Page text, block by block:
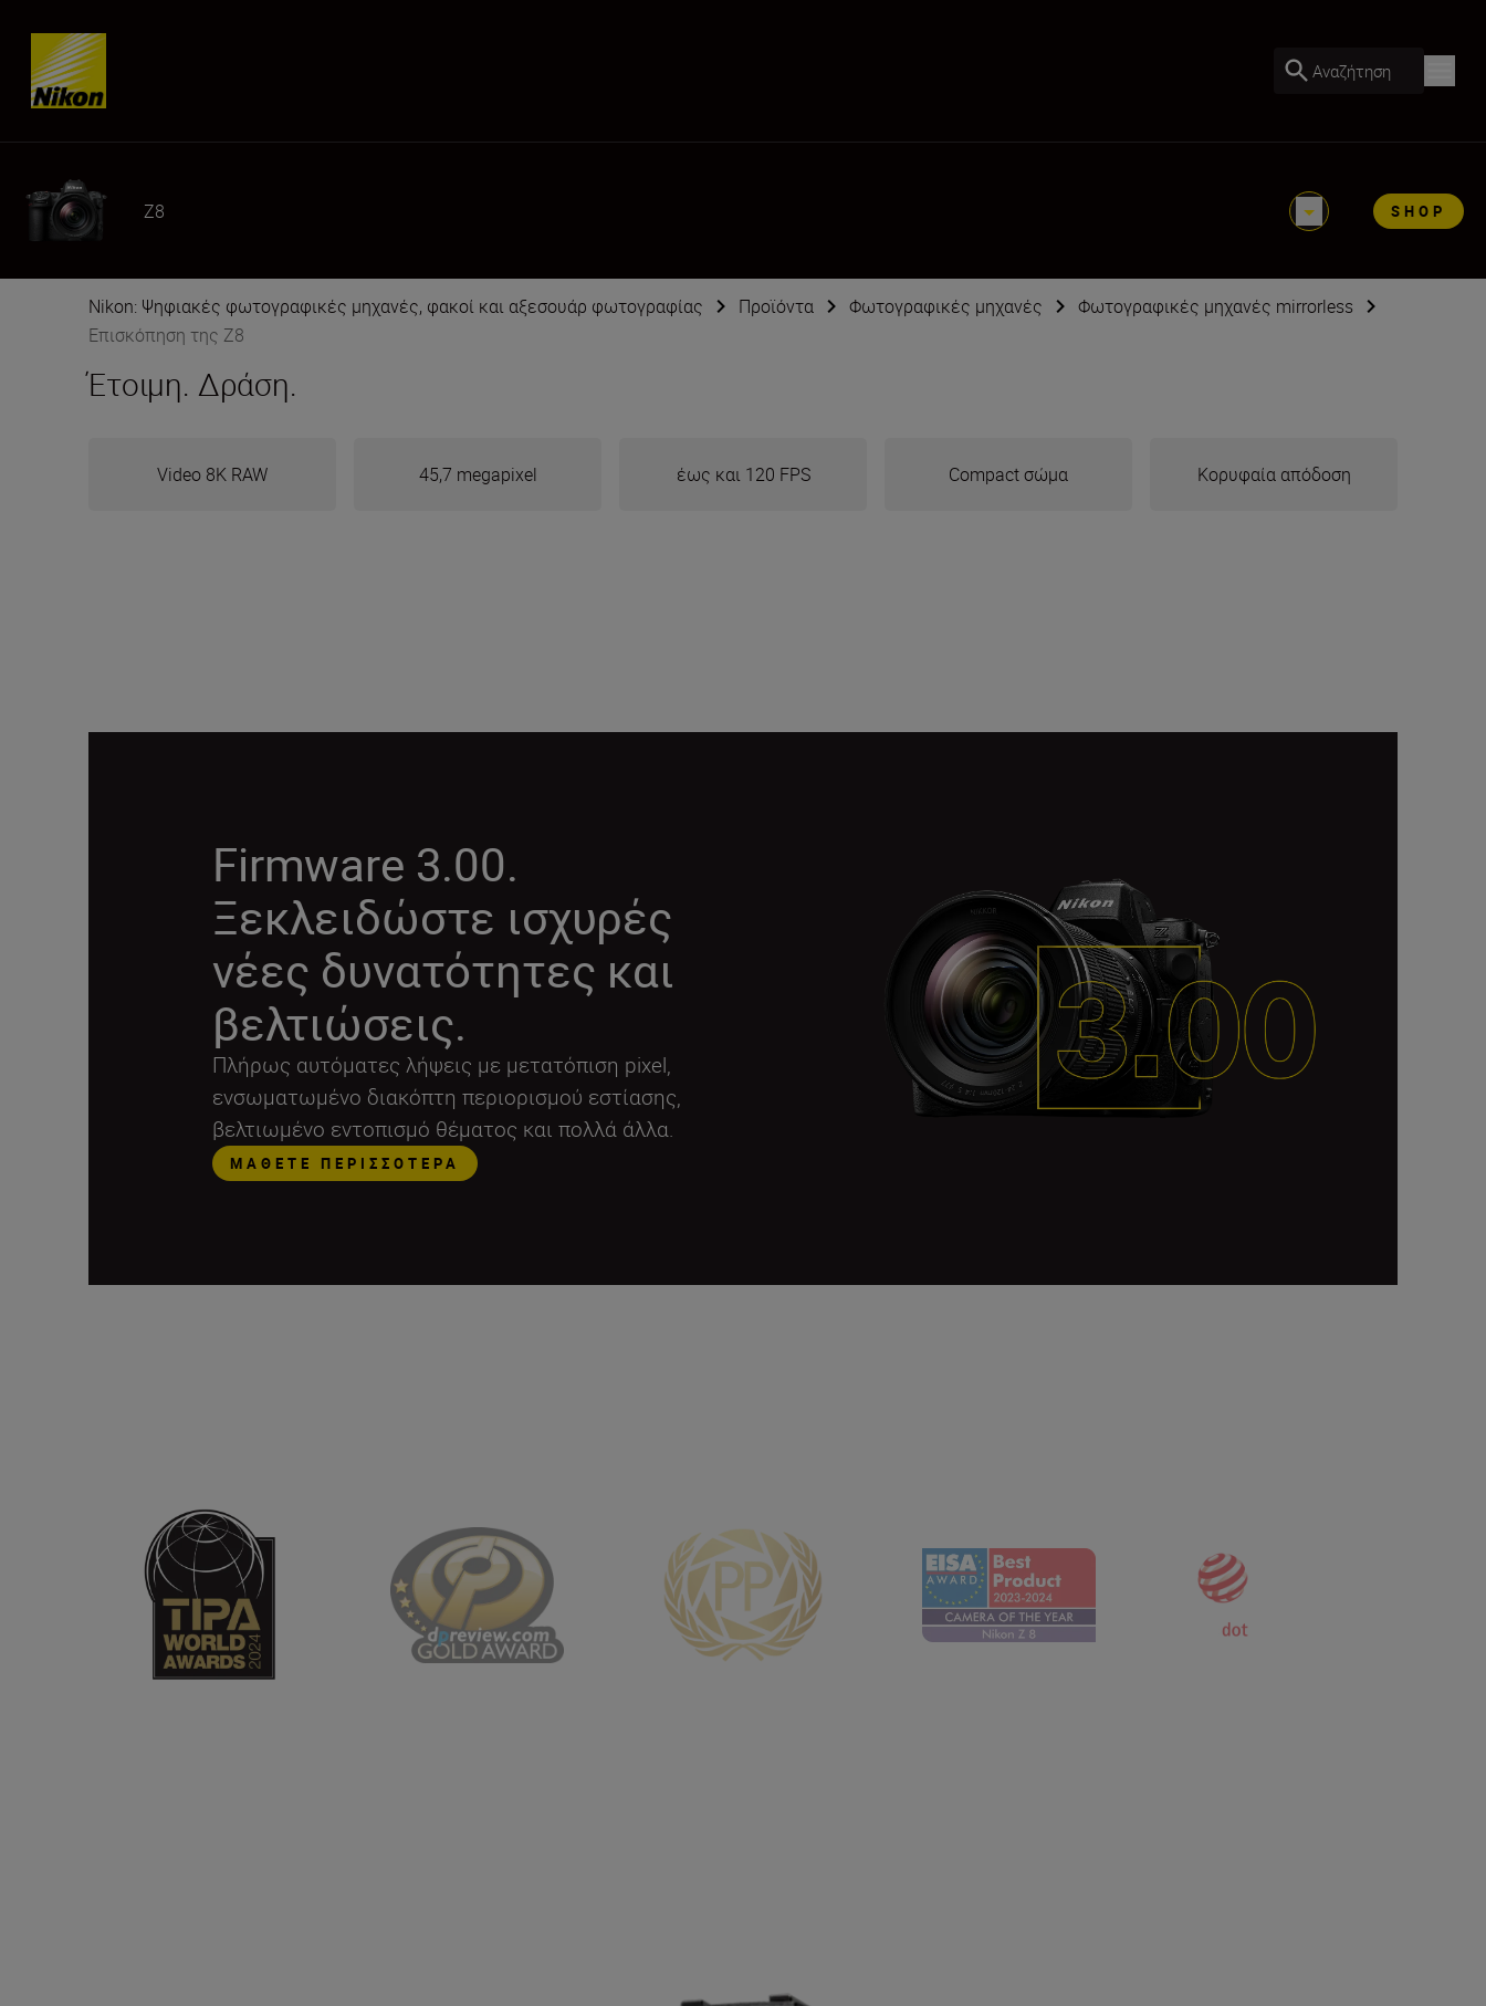
Skip content
Αναζήτηση
Z8 SHOP
Nikon: Ψηφιακές φωτογραφικές μηχανές, φακοί και αξεσουάρ φωτογραφίας Προϊόντα Φωτογραφικές μηχανές
Φωτογραφικές μηχανές mirrorless
Επισκόπηση της Z8
Έτοιμη. Δράση.
Video 8K RAW 45,7 megapixel έως και 120 FPS Compact σώμα Κορυφαία απόδοση
Firmware 3.00.
Ξεκλειδώστε ισχυρές
νέες δυνατότητες και
βελτιώσεις.
Πλήρως αυτόματες λήψεις με μετατόπιση pixel,
ενσωματωμένο διακόπτη περιορισμού εστίασης,
βελτιωμένο εντοπισμό θέματος και πολλά άλλα.
ΜΆΘΕΤΕ ΠΕΡΙΣΣΌΤΕΡΑ